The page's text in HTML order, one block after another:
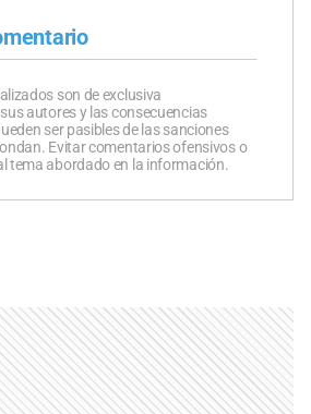
son de exclusiva
autores y las consecuencias
ser pasibles de las sanciones
Evitar comentarios ofensivos o
tema abordado en la información.